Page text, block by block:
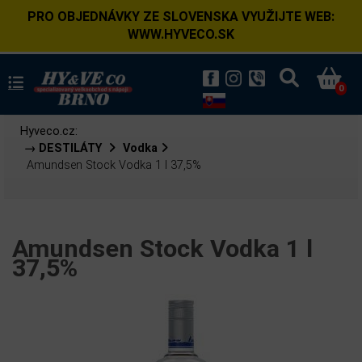
PRO OBJEDNÁVKY ZE SLOVENSKA VYUŽIJTE WEB:
WWW.HYVECO.SK
0
Hyveco.cz:
→ DESTILÁTY
Vodka
Amundsen Stock Vodka 1 l 37,5%
Amundsen Stock Vodka 1 l
37,5%